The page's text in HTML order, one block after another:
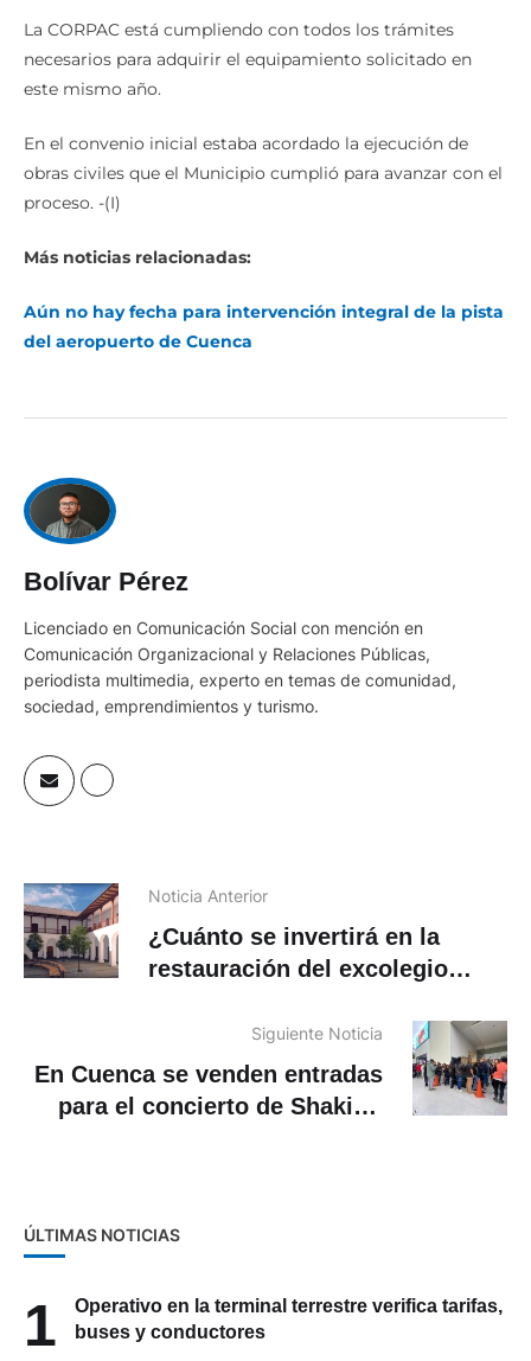
La CORPAC está cumpliendo con todos los trámites
necesarios para adquirir el equipamiento solicitado en
este mismo año.
En el convenio inicial estaba acordado la ejecución de
obras civiles que el Municipio cumplió para avanzar con el
proceso. -(I)
Más noticias relacionadas:
Aún no hay fecha para intervención integral de la pista
del aeropuerto de Cuenca
Bolívar Pérez
Licenciado en Comunicación Social con mención en
Comunicación Organizacional y Relaciones Públicas,
periodista multimedia, experto en temas de comunidad,
sociedad, emprendimientos y turismo.
Noticia Anterior
¿Cuánto se invertirá en la
restauración del excolegio
Siguiente Noticia
En Cuenca se venden entradas
para el concierto de Shakira.
ÚLTIMAS NOTICIAS
1
Operativo en la terminal terrestre verifica tarifas,
buses y conductores